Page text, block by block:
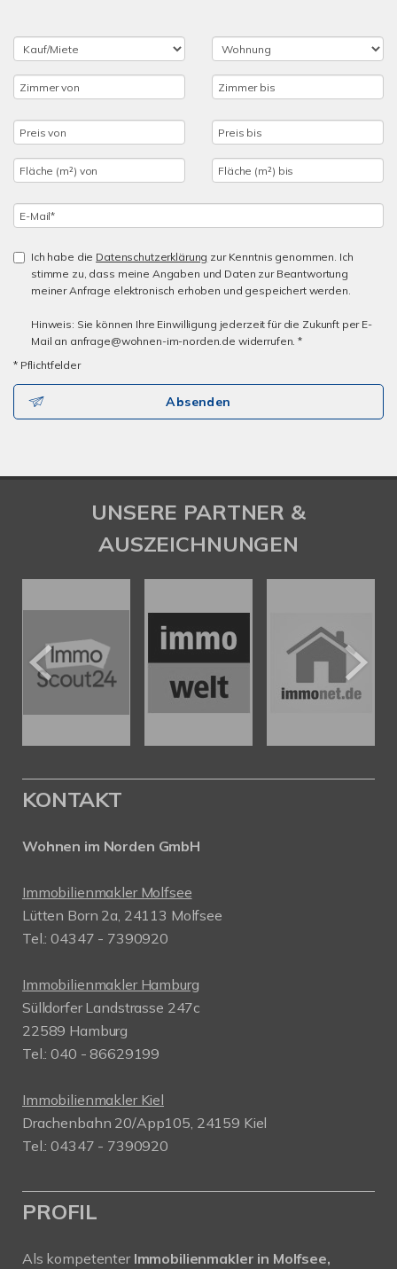
Ich habe die Datenschutzerklärung zur Kenntnis genommen. Ich
stimme zu, dass meine Angaben und Daten zur Beantwortung
meiner Anfrage elektronisch erhoben und gespeichert werden.
Hinweis: Sie können Ihre Einwilligung jederzeit für die Zukunft per E-
Mail an anfrage@wohnen-im-norden.de widerrufen. *
* Pflichtfelder
Absenden
UNSERE PARTNER &
AUSZEICHNUNGEN
KONTAKT
Wohnen im Norden GmbH
Immobilienmakler Molfsee
Lütten Born 2a, 24113 Molfsee
Tel.: 04347 - 7390920
Immobilienmakler Hamburg
Sülldorfer Landstrasse 247c
22589 Hamburg
Tel.: 040 - 86629199
Immobilienmakler Kiel
Drachenbahn 20/App105, 24159 Kiel
Tel.: 04347 - 7390920
PROFIL
Als kompetenter Immobilienmakler in Molfsee,